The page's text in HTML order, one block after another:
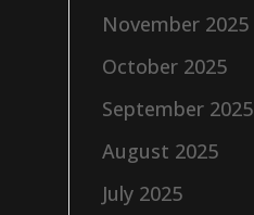
November 2025
October 2025
September 2025
August 2025
July 2025